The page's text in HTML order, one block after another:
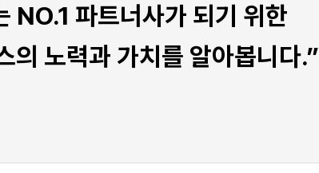
NO.1 파트너사가 되기 위한
의 노력과 가치를 알아봅니다.”